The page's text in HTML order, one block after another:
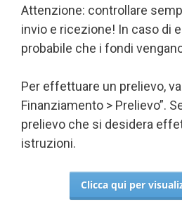
Attenzione: controllare
invio e ricezione! In caso di
probabile che i fondi
Per effettuare un prelievo,
Finanziamento > Prelievo”.
prelievo che si desidera
istruzioni.
Clicca qui per